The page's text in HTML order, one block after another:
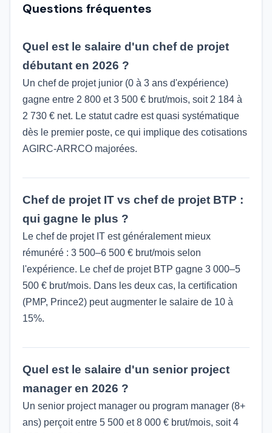
Questions fréquentes
Quel est le salaire d'un chef de projet
débutant en 2026 ?
Un chef de projet junior (0 à 3 ans d'expérience)
gagne entre 2 800 et 3 500 € brut/mois, soit 2 184 à
2 730 € net. Le statut cadre est quasi systématique
dès le premier poste, ce qui implique des cotisations
AGIRC-ARRCO majorées.
Chef de projet IT vs chef de projet BTP :
qui gagne le plus ?
Le chef de projet IT est généralement mieux
rémunéré : 3 500–6 500 € brut/mois selon
l'expérience. Le chef de projet BTP gagne 3 000–5
500 € brut/mois. Dans les deux cas, la certification
(PMP, Prince2) peut augmenter le salaire de 10 à
15%.
Quel est le salaire d'un senior project
manager en 2026 ?
Un senior project manager ou program manager (8+
ans) perçoit entre 5 500 et 8 000 € brut/mois, soit 4